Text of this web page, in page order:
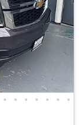
• • • • • • •